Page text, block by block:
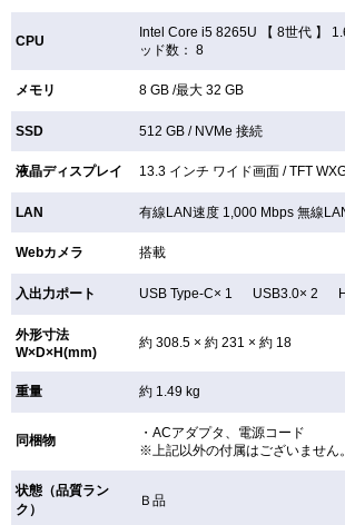
CPU
Intel Core i5 8265U 【8世代 】
ッド数： 8
メモリ 8 GB /最大 32 GB
SSD 512 GB / NVMe 接続
液晶ディスプレイ 13.3 インチ ワイド画面 /TFT
LAN 有線LAN速度 1,000 Mbps 無線
Webカメラ 搭載
入出力ポート USB Type-C× 1 USB3.0× 2
外形寸法
W×D×H(mm)
約 308.5 × 約 231 × 約 18
重量 約 1.49 kg
同梱物
・ACアダプタ、電源コード
※上記以外の付属はございません。
状態（品質ラン
ク）
Ｂ品